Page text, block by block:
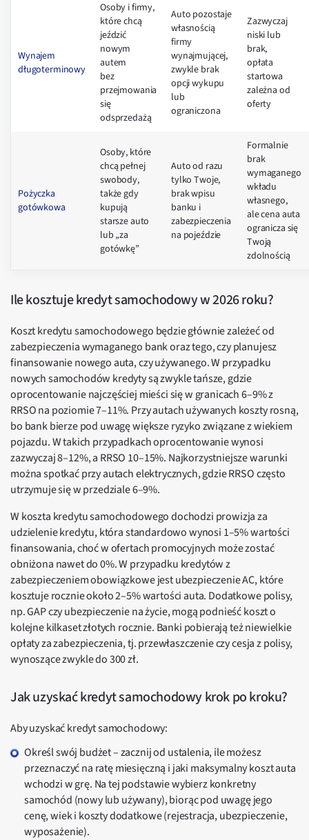
Wynajem
długoterminowy
Osoby i firmy,
które chcą
jeździć
nowym
autem
bez
przejmowania
się
odsprzedażą
Auto pozostaje
własnością
firmy
wynajmującej,
zwykle brak
opcji wykupu
lub
ograniczona
Zazwyczaj
niski lub
brak,
opłata
startowa
zależna od
oferty
Pożyczka
gotówkowa
Osoby, które
chcą pełnej
swobody,
także gdy
kupują
starsze auto
lub „za
gotówkę”
Auto od razu
tylko Twoje,
brak wpisu
banku i
zabezpieczenia
na pojeździe
Formalnie
brak
wymaganego
wkładu
własnego,
ale cena auta
ogranicza się
Twoją
zdolnością
Ile kosztuje kredyt samochodowy w 2026 roku?
Koszt kredytu samochodowego będzie głównie zależeć od
zabezpieczenia wymaganego bank oraz tego, czy planujesz
finansowanie nowego auta, czy używanego. W przypadku
nowych samochodów kredyty są zwykle tańsze, gdzie
oprocentowanie najczęściej mieści się w granicach 6–9% z
RRSO na poziomie 7–11%. Przy autach używanych koszty rosną,
bo bank bierze pod uwagę większe ryzyko związane z wiekiem
pojazdu. W takich przypadkach oprocentowanie wynosi
zazwyczaj 8–12%, a RRSO 10–15%. Najkorzystniejsze warunki
można spotkać przy autach elektrycznych, gdzie RRSO często
utrzymuje się w przedziale 6–9%.
W koszta kredytu samochodowego dochodzi prowizja za
udzielenie kredytu, która standardowo wynosi 1–5% wartości
finansowania, choć w ofertach promocyjnych może zostać
obniżona nawet do 0%. W przypadku kredytów z
zabezpieczeniem obowiązkowe jest ubezpieczenie AC, które
kosztuje rocznie około 2–5% wartości auta. Dodatkowe polisy,
np. GAP czy ubezpieczenie na życie, mogą podnieść koszt o
kolejne kilkaset złotych rocznie. Banki pobierają też niewielkie
opłaty za zabezpieczenia, tj. przewłaszczenie czy cesja z polisy,
wynoszące zwykle do 300 zł.
Jak uzyskać kredyt samochodowy krok po kroku?
Aby uzyskać kredyt samochodowy:
Określ swój budżet – zacznij od ustalenia, ile możesz
przeznaczyć na ratę miesięczną i jaki maksymalny koszt auta
wchodzi w grę. Na tej podstawie wybierz konkretny
samochód (nowy lub używany), biorąc pod uwagę jego
cenę, wiek i koszty dodatkowe (rejestracja, ubezpieczenie,
wyposażenie).